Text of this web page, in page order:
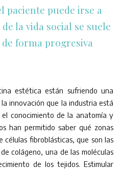
paciente puede irse a
la vida social se suele
forma progresiva
estética están sufriendo una
innovación que la industria está
el conocimiento de la anatomía y
han permitido saber qué zonas
fibroblásticas, que son las
colágeno, una de las moléculas
de los tejidos. Estimular